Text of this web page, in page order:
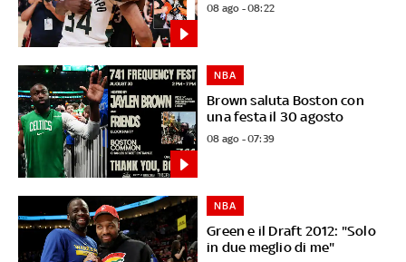
08 ago - 08:22
Brown saluta Boston con
una festa il 30 agosto
NBA
08 ago - 07:39
Green e il Draft 2012: "Solo
in due meglio di me"
NBA